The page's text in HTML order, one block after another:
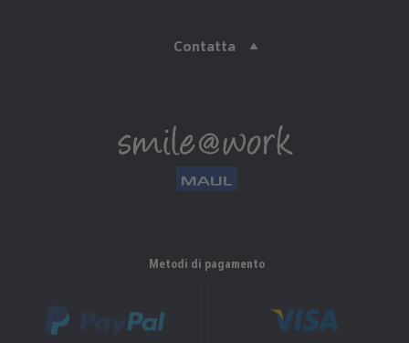
Contatta
Metodi di pagamento